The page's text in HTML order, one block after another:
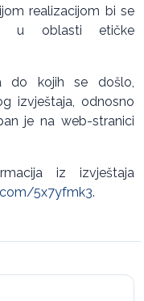
realizacijom bi se
u oblasti etičke
do kojih se došlo,
izvještaja, odnosno
je na web-stranici
iz izvještaja
5x7yfmk3.